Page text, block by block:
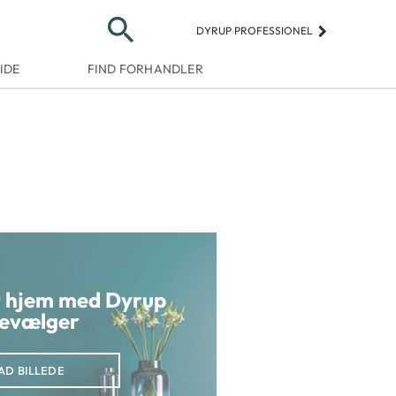
search DYRUP PROFESSIONELkeyboard_arrow_right
FIND FORHANDLER
med Dyrup
BILLEDE